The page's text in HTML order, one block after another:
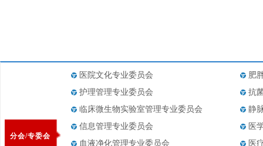
分会/专委会
医院文化专业委员会
肥
护理管理专业委员会
抗
临床微生物实验室管理专业委员会
静
信息管理专业委员会
医
血液净化管理专业委员会
医